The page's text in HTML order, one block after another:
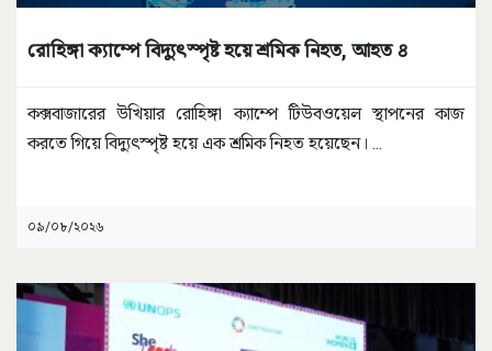
রোহিঙ্গা ক্যাম্পে বিদ্যুৎস্পৃষ্ট হয়ে শ্রমিক নিহত, আহত ৪
কক্সবাজারের উখিয়ার রোহিঙ্গা ক্যাম্পে টিউবওয়েল স্থাপনের কাজ
করতে গিয়ে বিদ্যুৎস্পৃষ্ট হয়ে এক শ্রমিক নিহত হয়েছেন। ...
০৯/০৮/২০২৬